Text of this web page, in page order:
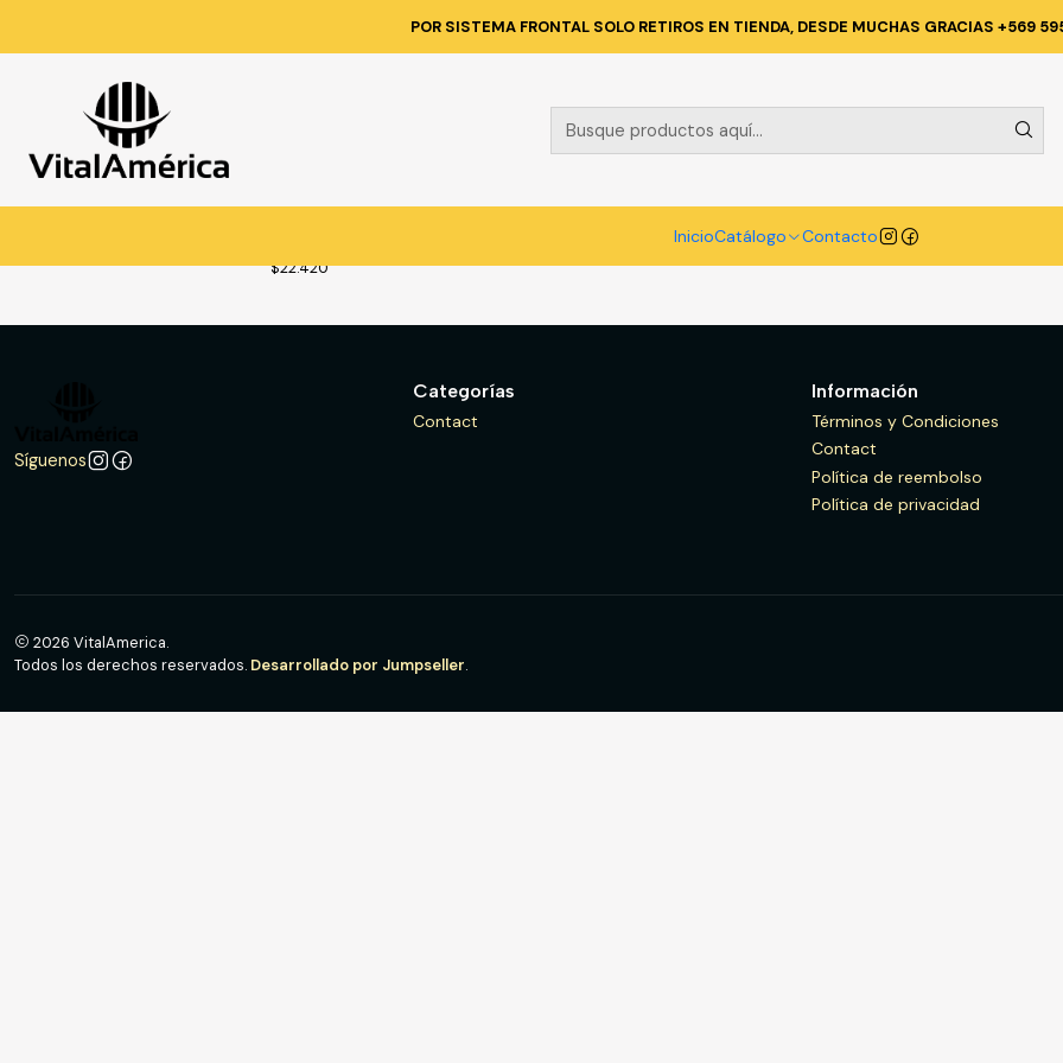
InicioCatálogo Contacto
POR SISTEMA FRONTAL SOLO RETIROS EN TIENDA, DESDE MUCHAS GRACIAS +569
Inicio Catálogo VESTIMENTA TECNICA Y CORPORATIVA
VESTIMENTA TECNICA Y
Disponible a pedido
$22.420
Síguenos
Categorías
Contact
Información
Términos y Condiciones
Contact
Política de reembolso
Política de privacidad
2026 VitalAmerica.
Todos los derechos reservados. Desarrollado por Jumpseller.